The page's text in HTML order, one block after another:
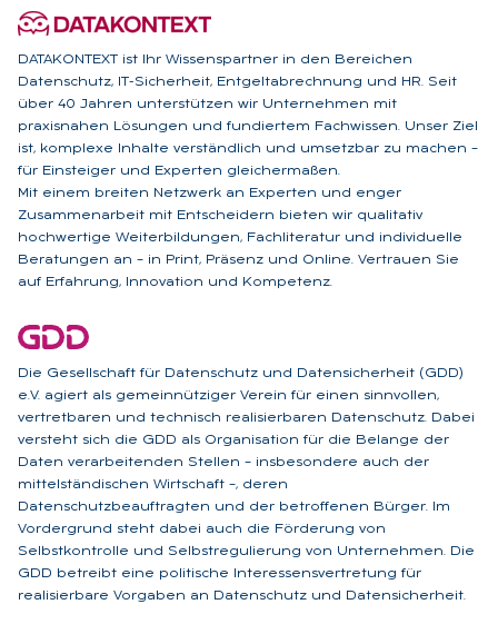
DATAKONTEXT ist Ihr Wissenspartner in den Bereichen
Datenschutz, IT-Sicherheit, Entgeltabrechnung und HR. Seit
über 40 Jahren unterstützen wir Unternehmen mit
praxisnahen Lösungen und fundiertem Fachwissen. Unser Ziel
ist, komplexe Inhalte verständlich und umsetzbar zu machen –
für Einsteiger und Experten gleichermaßen.
Mit einem breiten Netzwerk an Experten und enger
Zusammenarbeit mit Entscheidern bieten wir qualitativ
hochwertige Weiterbildungen, Fachliteratur und individuelle
Beratungen an – in Print, Präsenz und Online. Vertrauen Sie
auf Erfahrung, Innovation und Kompetenz.
Die Gesellschaft für Datenschutz und Datensicherheit (GDD)
e.V. agiert als gemeinnütziger Verein für einen sinnvollen,
vertretbaren und technisch realisierbaren Datenschutz. Dabei
versteht sich die GDD als Organisation für die Belange der
Daten verarbeitenden Stellen – insbesondere auch der
mittelständischen Wirtschaft –, deren
Datenschutzbeauftragten und der betroffenen Bürger. Im
Vordergrund steht dabei auch die Förderung von
Selbstkontrolle und Selbstregulierung von Unternehmen. Die
GDD betreibt eine politische Interessensvertretung für
realisierbare Vorgaben an Datenschutz und Datensicherheit.